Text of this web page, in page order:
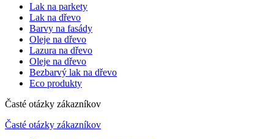
Lak na parkety
Lak na dřevo
Barvy na fasády
Oleje na dřevo
Lazura na dřevo
Oleje na dřevo
Bezbarvý lak na dřevo
Eco produkty
Časté otázky zákazníkov
Časté otázky zákazníkov